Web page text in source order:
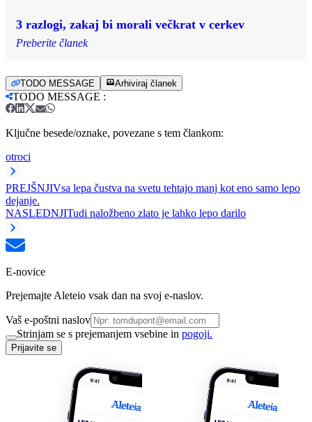
3 razlogi, zakaj bi morali večkrat v cerkev
Preberite članek
TODO MESSAGE Arhiviraj članek
TODO MESSAGE :
Ključne besede/oznake, povezane s tem člankom:
otroci
PREJŠNJIVsa lepa čustva na svetu tehtajo manj kot eno samo lepo
dejanje.
NASLEDNJITudi naložbeno zlato je lahko lepo darilo
E-novice
Prejemajte Aleteio vsak dan na svoj e-naslov.
Vaš e-poštni naslov
Strinjam se s prejemanjem vsebine in pogoji.
Prijavite se